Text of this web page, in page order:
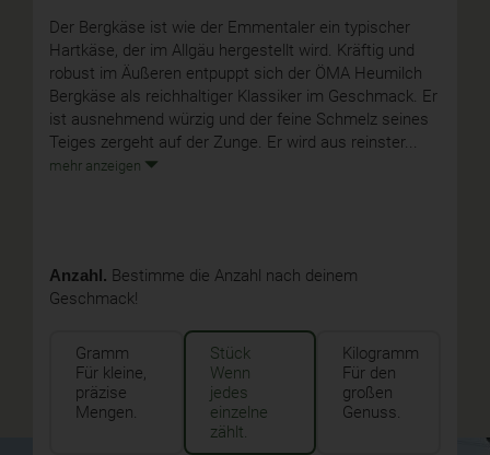
Der Bergkäse ist wie der Emmentaler ein typischer
Hartkäse, der im Allgäu hergestellt wird. Kräftig und
robust im Äußeren entpuppt sich der ÖMA Heumilch
Bergkäse als reichhaltiger Klassiker im Geschmack. Er
ist ausnehmend würzig und der feine Schmelz seines
Teiges zergeht auf der Zunge. Er wird aus reinster...
mehr anzeigen
Anzahl. Bestimme die Anzahl nach deinem
Geschmack!
Gramm
Für kleine,
präzise
Mengen.
Stück
Wenn
jedes
einzelne
zählt.
Kilogramm
Für den
großen
Genuss.